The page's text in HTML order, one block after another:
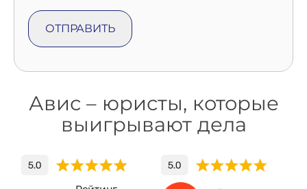
Авис – юристы, которые
выигрывают дела